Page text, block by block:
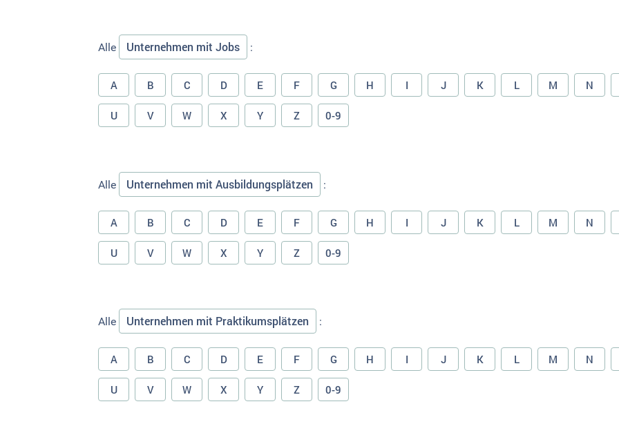
Alle Unternehmen mit Jobs :
A B C D E F G H I J K L M N
U V W X Y Z 0-9
Alle Unternehmen mit Ausbildungsplätzen :
A B C D E F G H I J K L M N
U V W X Y Z 0-9
Alle Unternehmen mit Praktikumsplätzen :
A B C D E F G H I J K L M N
U V W X Y Z 0-9